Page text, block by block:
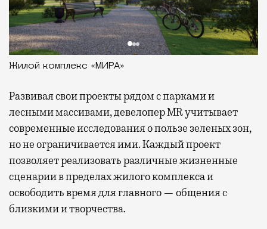
Жилой комплекс «МИРА»
Развиваясвои проекты рядом с парками и
лесными массивами, девелопер MR учитывает
современные исследования о пользе зеленых зон,
но не ограничивается ими. Каждый проект
позволяет реализовать различные жизненные
сценарии в пределах жилого комплекса и
освободить время для главного — общения с
близкими и творчества.